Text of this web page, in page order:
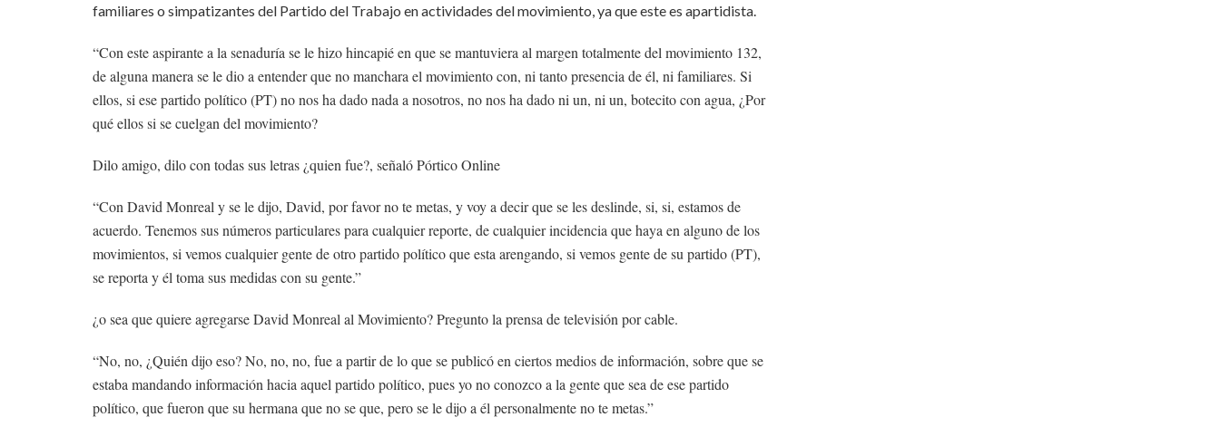
familiares o simpatizantes del Partido del Trabajo en actividades del movimiento, ya que este es apartidista.
“Con este aspirante a la senaduría se le hizo hincapié en que se mantuviera al margen totalmente del movimiento 132,
de alguna manera se le dio a entender que no manchara el movimiento con, ni tanto presencia de él, ni familiares. Si
ellos, si ese partido político (PT) no nos ha dado nada a nosotros, no nos ha dado ni un, ni un, botecito con agua, ¿Por
qué ellos si se cuelgan del movimiento?
Dilo amigo, dilo con todas sus letras ¿quien fue?, señaló Pórtico Online
“Con David Monreal y se le dijo, David, por favor no te metas, y voy a decir que se les deslinde, si, si, estamos de
acuerdo. Tenemos sus números particulares para cualquier reporte, de cualquier incidencia que haya en alguno de los
movimientos, si vemos cualquier gente de otro partido político que esta arengando, si vemos gente de su partido (PT),
se reporta y él toma sus medidas con su gente.”
¿o sea que quiere agregarse David Monreal al Movimiento? Pregunto la prensa de televisión por cable.
“No, no, ¿Quién dijo eso? No, no, no, fue a partir de lo que se publicó en ciertos medios de información, sobre que se
estaba mandando información hacia aquel partido político, pues yo no conozco a la gente que sea de ese partido
político, que fueron que su hermana que no se que, pero se le dijo a él personalmente no te metas.”